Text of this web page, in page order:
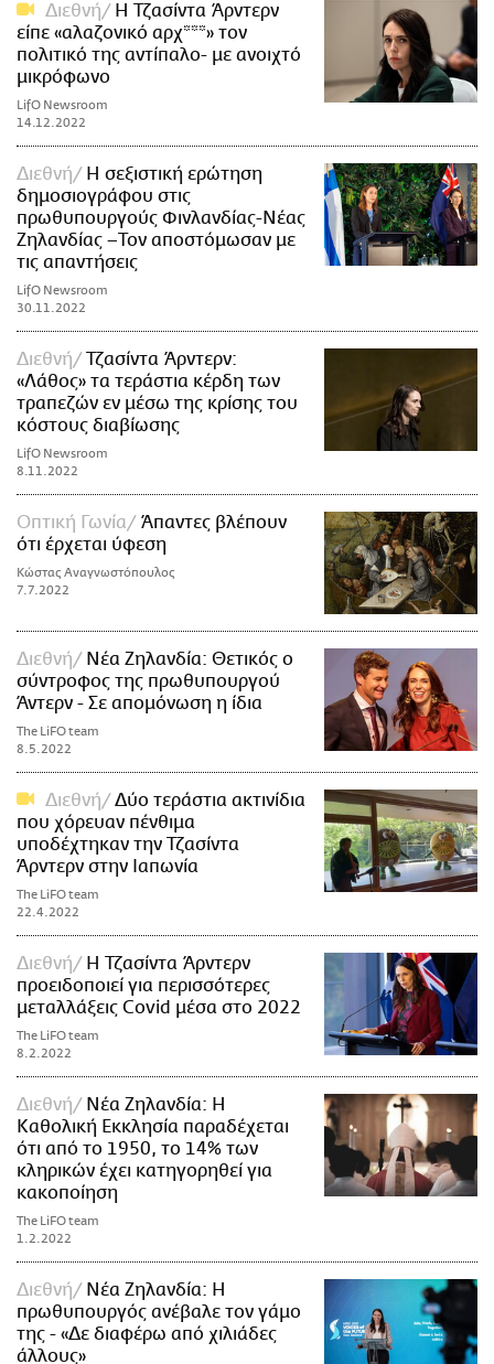
Διεθνή
Η Τζασίντα Άρντερν
είπε «αλαζονικό αρχ***» τον
πολιτικό της αντίπαλο- με ανοιχτό
μικρόφωνο
LifO Newsroom
14.12.2022
Διεθνή
Η σεξιστική ερώτηση
δημοσιογράφου στις
πρωθυπουργούς Φινλανδίας-Νέας
Ζηλανδίας –Τον αποστόμωσαν με
τις απαντήσεις
LifO Newsroom
30.11.2022
Διεθνή
Τζασίντα Άρντερν:
«Λάθος» τα τεράστια κέρδη των
τραπεζών εν μέσω της κρίσης του
κόστους διαβίωσης
LifO Newsroom
8.11.2022
Οπτική Γωνία
Άπαντες βλέπουν
ότι έρχεται ύφεση
Κώστας Αναγνωστόπουλος
7.7.2022
Διεθνή
Νέα Ζηλανδία: Θετικός ο
σύντροφος της πρωθυπουργού
Άντερν - Σε απομόνωση η ίδια
The LiFO team
8.5.2022
Διεθνή
Δύο τεράστια ακτινίδια
που χόρευαν πένθιμα
υποδέχτηκαν την Τζασίντα
Άρντερν στην Ιαπωνία
The LiFO team
22.4.2022
Διεθνή
Η Τζασίντα Άρντερν
προειδοποιεί για περισσότερες
μεταλλάξεις Covid μέσα στο 2022
The LiFO team
8.2.2022
Διεθνή
Νέα Ζηλανδία: Η
Καθολική Εκκλησία παραδέχεται
ότι από το 1950, το 14% των
κληρικών έχει κατηγορηθεί για
κακοποίηση
The LiFO team
1.2.2022
Διεθνή
Νέα Ζηλανδία: Η
πρωθυπουργός ανέβαλε τον γάμο
της - «Δε διαφέρω από χιλιάδες
άλλους»